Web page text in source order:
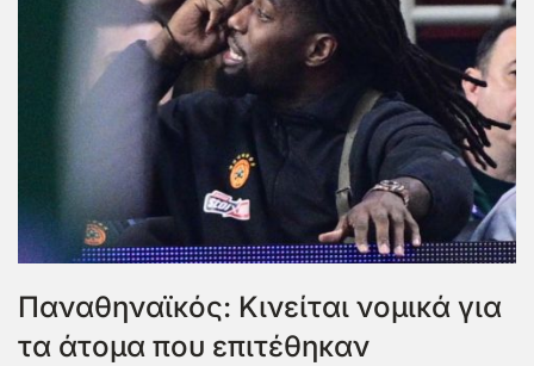
Παναθηναϊκός: Κινείται νομικά για
τα άτομα που επιτέθηκαν